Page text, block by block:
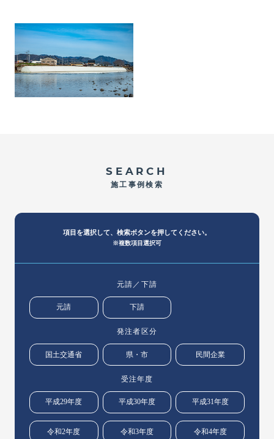
SEARCH
施工事例検索
項目を選択して、検索ボタンを押してください。
※複数項目選択可
元請／下請
元請 下請
発注者区分
国土交通省 県・市 民間企業
受注年度
平成29年度 平成30年度 平成31年度
令和2年度 令和3年度 令和4年度